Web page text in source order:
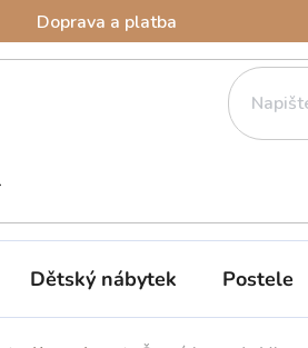
Doprava a platba
Dětský nábytek Postele